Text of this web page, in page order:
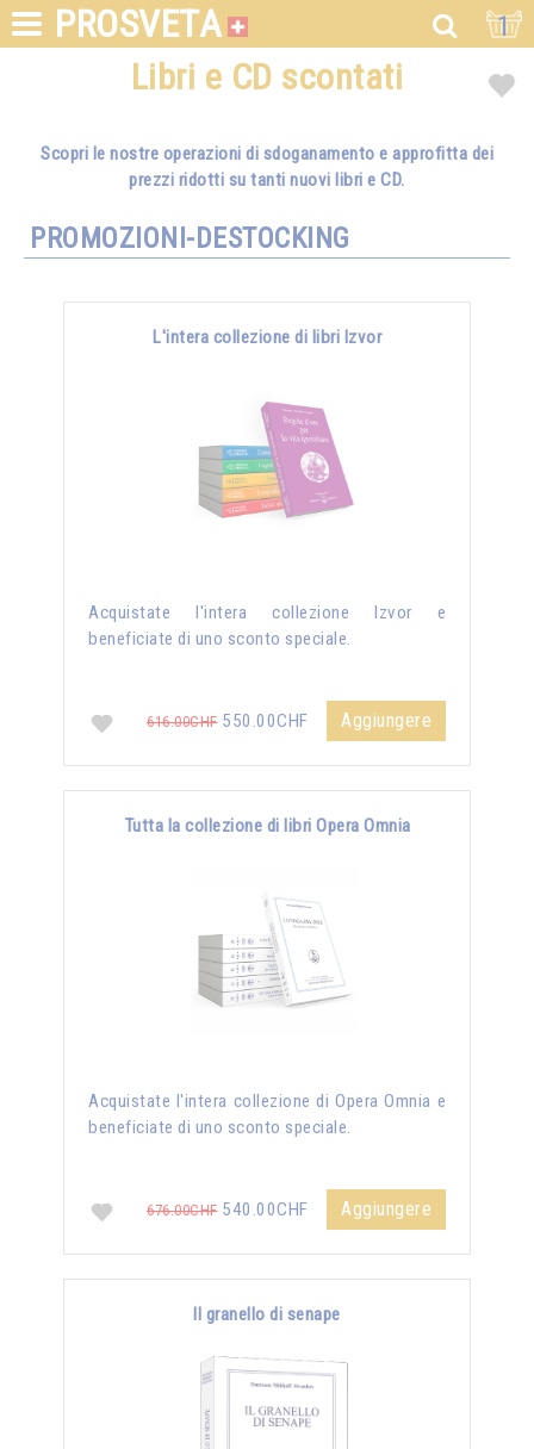
PROSVETA 1
Libri e CD scontati
Scopri le nostre operazioni di sdoganamento e approfitta dei
prezzi ridotti su tanti nuovi libri e CD.
PROMOZIONI-DESTOCKING
L'intera collezione di libri Izvor
Acquistate l'intera collezione Izvor e
beneficiate di uno sconto speciale.
616.00CHF550.00CHF Aggiungere
Tutta la collezione di libri Opera Omnia
Acquistate l'intera collezione di Opera Omnia e
beneficiate di uno sconto speciale.
676.00CHF540.00CHF Aggiungere
Il granello di senape